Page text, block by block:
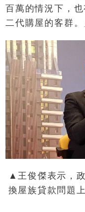
百萬的情況下，
二代購屋的客群。
▲王俊傑表示，
換屋族貸款問題